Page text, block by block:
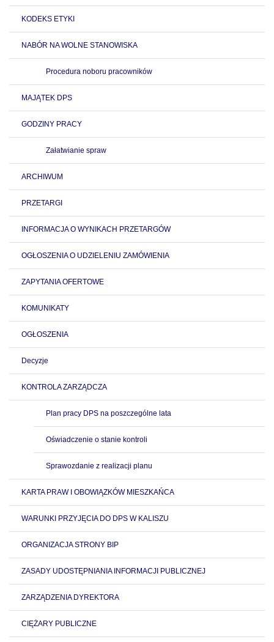
KODEKS ETYKI
NABÓR NA WOLNE STANOWISKA
Procedura noboru pracowników
MAJĄTEK DPS
GODZINY PRACY
Załatwianie spraw
ARCHIWUM
PRZETARGI
INFORMACJA O WYNIKACH PRZETARGÓW
OGŁOSZENIA O UDZIELENIU ZAMÓWIENIA
ZAPYTANIA OFERTOWE
KOMUNIKATY
OGŁOSZENIA
Decyzje
KONTROLA ZARZĄDCZA
Plan pracy DPS na poszczególne lata
Oświadczenie o stanie kontroli
Sprawozdanie z realizacji planu
KARTA PRAW I OBOWIĄZKÓW MIESZKAŃCA
WARUNKI PRZYJĘCIA DO DPS W KALISZU
ORGANIZACJA STRONY BIP
ZASADY UDOSTĘPNIANIA INFORMACJI PUBLICZNEJ
ZARZĄDZENIA DYREKTORA
CIĘŻARY PUBLICZNE